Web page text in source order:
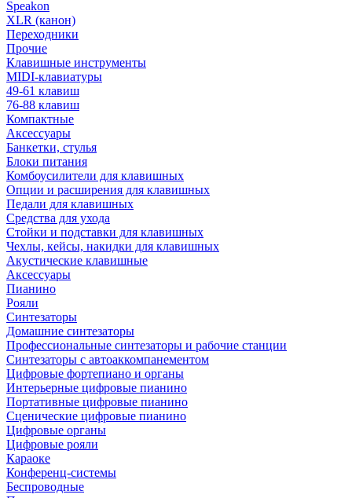
Speakon
XLR (канон)
Переходники
Прочие
Клавишные инструменты
MIDI-клавиатуры
49-61 клавиш
76-88 клавиш
Компактные
Аксессуары
Банкетки, стулья
Блоки питания
Комбоусилители для клавишных
Опции и расширения для клавишных
Педали для клавишных
Средства для ухода
Стойки и подставки для клавишных
Чехлы, кейсы, накидки для клавишных
Акустические клавишные
Аксессуары
Пианино
Рояли
Синтезаторы
Домашние синтезаторы
Профессиональные синтезаторы и рабочие станции
Синтезаторы с автоаккомпанементом
Цифровые фортепиано и органы
Интерьерные цифровые пианино
Портативные цифровые пианино
Сценические цифровые пианино
Цифровые органы
Цифровые рояли
Караоке
Конференц-системы
Беспроводные